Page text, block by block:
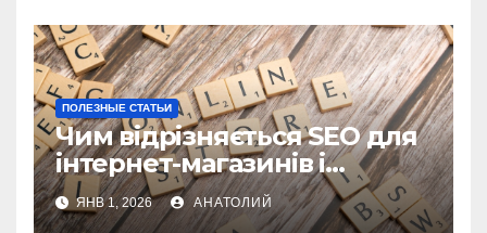
ПОЛЕЗНЫЕ СТАТЬИ
Чим відрізняється SEO для
інтернет-магазинів і
корпоративних сайтів
ЯНВ 1, 2026 АНАТОЛИЙ